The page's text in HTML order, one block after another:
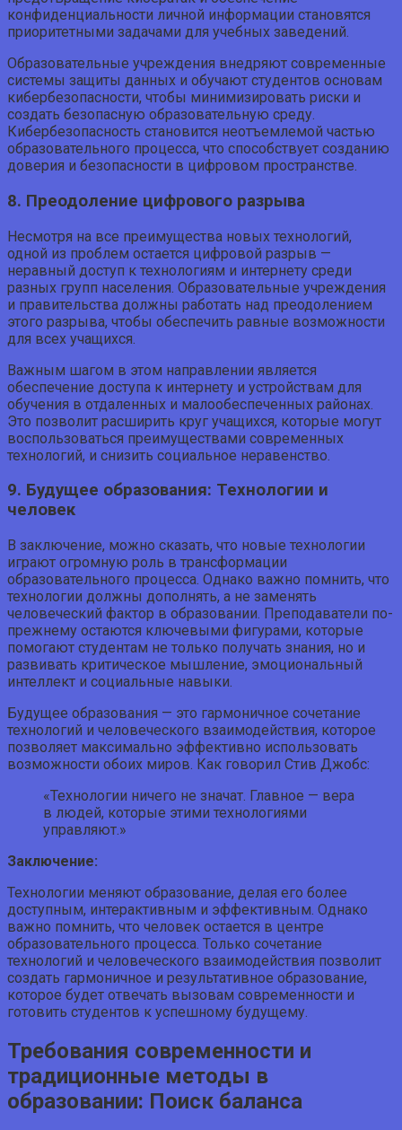
конфиденциальности личной информации становятся
приоритетными задачами для учебных заведений.
Образовательные учреждения внедряют современные
системы защиты данных и обучают студентов основам
кибербезопасности, чтобы минимизировать риски и
создать безопасную образовательную среду.
Кибербезопасность становится неотъемлемой частью
образовательного процесса, что способствует созданию
доверия и безопасности в цифровом пространстве.
8. Преодоление цифрового разрыва
Несмотря на все преимущества новых технологий,
одной из проблем остается цифровой разрыв —
неравный доступ к технологиям и интернету среди
разных групп населения. Образовательные учреждения
и правительства должны работать над преодолением
этого разрыва, чтобы обеспечить равные возможности
для всех учащихся.
Важным шагом в этом направлении является
обеспечение доступа к интернету и устройствам для
обучения в отдаленных и малообеспеченных районах.
Это позволит расширить круг учащихся, которые могут
воспользоваться преимуществами современных
технологий, и снизить социальное неравенство.
9. Будущее образования: Технологии и
человек
В заключение, можно сказать, что новые технологии
играют огромную роль в трансформации
образовательного процесса. Однако важно помнить, что
технологии должны дополнять, а не заменять
человеческий фактор в образовании. Преподаватели по-
прежнему остаются ключевыми фигурами, которые
помогают студентам не только получать знания, но и
развивать критическое мышление, эмоциональный
интеллект и социальные навыки.
Будущее образования — это гармоничное сочетание
технологий и человеческого взаимодействия, которое
позволяет максимально эффективно использовать
возможности обоих миров. Как говорил Стив Джобс:
«Технологии ничего не значат. Главное — вера
в людей, которые этими технологиями
управляют.»
Заключение:
Технологии меняют образование, делая его более
доступным, интерактивным и эффективным. Однако
важно помнить, что человек остается в центре
образовательного процесса. Только сочетание
технологий и человеческого взаимодействия позволит
создать гармоничное и результативное образование,
которое будет отвечать вызовам современности и
готовить студентов к успешному будущему.
Требования современности и
традиционные методы в
образовании: Поиск баланса